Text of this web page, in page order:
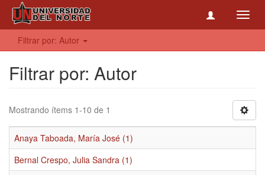
Filtrar por: Autor
Filtrar por: Autor
Mostrando ítems 1-10 de 1
Anaya Taboada, María José (1)
Bernal Crespo, Julia Sandra (1)